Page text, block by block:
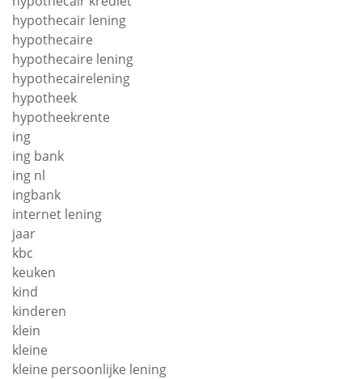
hypothecair lening
hypothecaire
hypothecaire lening
hypothecairelening
hypotheek
hypotheekrente
ing
ing bank
ing nl
ingbank
internet lening
jaar
kbc
keuken
kind
kinderen
klein
kleine
kleine persoonlijke lening